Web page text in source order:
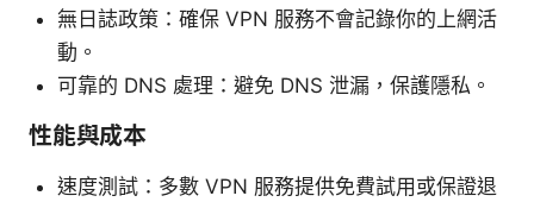
無日誌政策：確保 VPN 服務不會記錄你的上網活
動。
可靠的 DNS 處理：避免 DNS 泄漏，保護隱私。
性能與成本
速度測試：多數 VPN 服務提供免費試用或保證退